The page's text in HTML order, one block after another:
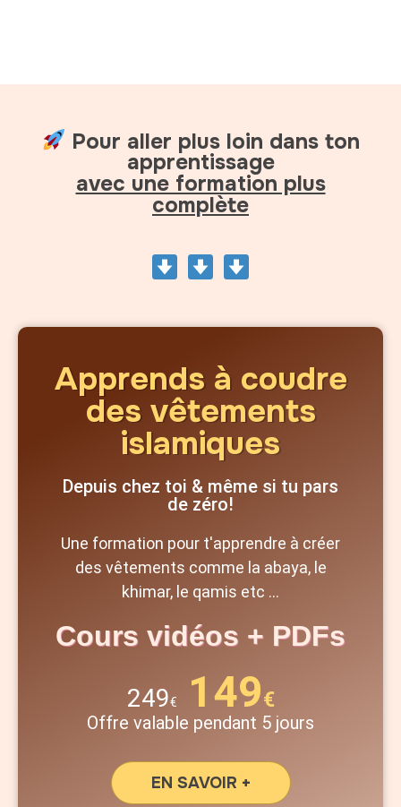
Pour aller plus loin dans ton
apprentissage
avec une formation plus
complète
Apprends à coudre
des vêtements
islamiques
Depuis chez toi & même si tu pars
de zéro!
Une formation pour t'apprendre à créer
des vêtements comme la abaya, le
khimar, le qamis etc ...
Cours vidéos + PDFs
249€ 149€
Offre valable pendant 5 jours
EN SAVOIR +